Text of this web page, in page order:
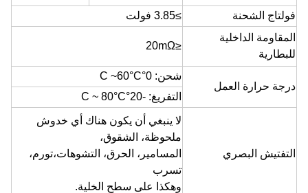
فولتاج الشحنة
≥3.85 فولت
المقاومة الداخلية
للبطارية
≤20mΩ
درجة حرارة العمل
شحن: 0°C ~ 60°C
التفريغ: -20°C ~ 80°C
التفتيش البصري
لا ينبغي أن يكون هناك أي خدوش
ملحوظة، الشقوق،
المسامير، الحرق، التشوهات،تورم،
تسرب
وهكذا على سطح الخلية.